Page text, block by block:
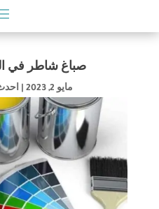
صباغ شاطر في الكويت
مايو 2, 2023